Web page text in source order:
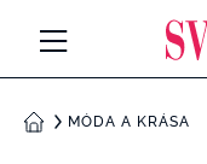
DOMŮMÓDA A KRÁSA